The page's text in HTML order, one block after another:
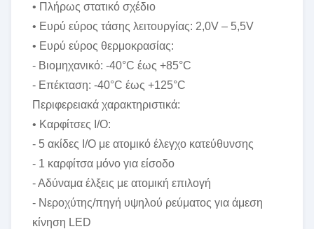
• Πλήρως στατικό σχέδιο
• Ευρύ εύρος τάσης λειτουργίας: 2,0V – 5,5V
• Ευρύ εύρος θερμοκρασίας:
- Βιομηχανικό: -40°C έως +85°C
- Επέκταση: -40°C έως +125°C
Περιφερειακά χαρακτηριστικά:
• Καρφίτσες I/O:
- 5 ακίδες I/O με ατομικό έλεγχο κατεύθυνσης
- 1 καρφίτσα μόνο για είσοδο
- Αδύναμα έλξεις με ατομική επιλογή
- Νεροχύτης/πηγή υψηλού ρεύματος για άμεση
κίνηση LED